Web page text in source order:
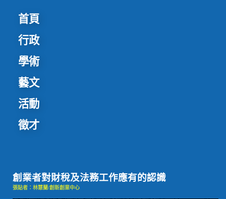
首頁
行政
學術
藝文
活動
徵才
創業者對財稅及法務工作應有的認識
張貼者：林慧蘭/創新創業中心